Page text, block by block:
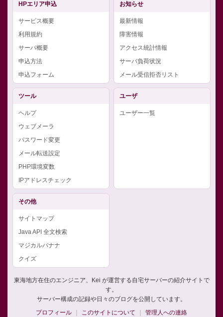
HPエリア申込
サービス概要
利用規約
サーバ概要
申込方法
申込フォーム
お知らせ
最新情報
障害情報
アクセス統計情報
サーバ負荷状況
メール受信拒否リスト
ツール
ヘルプ
ウェブメーラ
パスワード変更
メール転送設定
PHP環境変数
IPアドレスチェック
ユーザ
ユーザー一覧
その他
サイトマップ
Java API 全文検索
マジカルバナナ
クイズ
東海地方在住のエンジニア、Kei が運営する自宅サーバーの紹介サイトで
す。
サーバー構成の記録や日々のブログを公開しています。
プロフィール
このサイトについて 管理人への連絡